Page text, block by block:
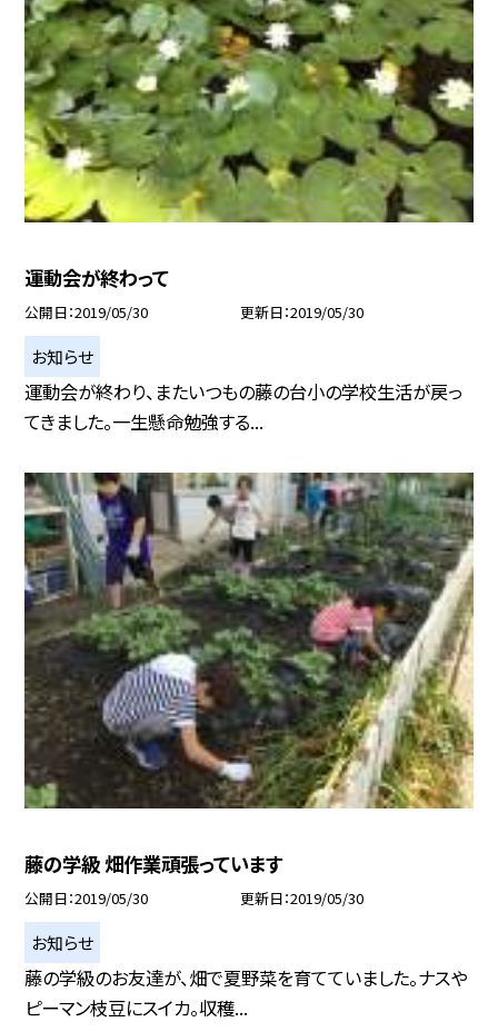
運動会が終わって
公開日 2019/05/30 更新日 2019/05/30
お知らせ
運動会が終わり、またいつもの藤の台小の学校生活が戻っ
てきました。一生懸命勉強する...
藤の学級 畑作業頑張っています
公開日 2019/05/30 更新日 2019/05/30
お知らせ
藤の学級のお友達が、畑で夏野菜を育てていました。ナスや
ピーマン枝豆にスイカ。収穫...